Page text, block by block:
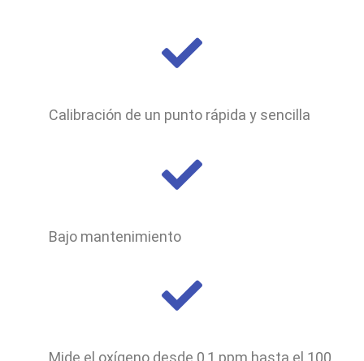
Calibración de un punto rápida y sencilla
Bajo mantenimiento